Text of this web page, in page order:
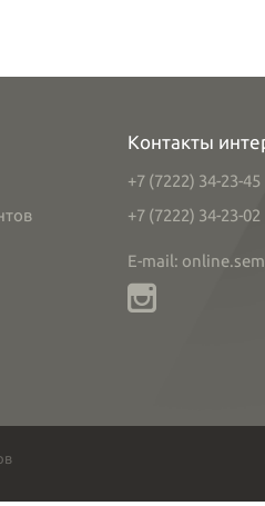
Контакты
+7 (7222) 34-23-45
+7 (7222) 34-23-02
E-mail: